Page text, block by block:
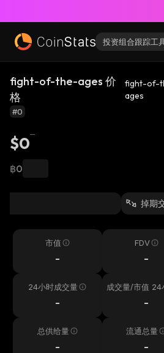
投资组合跟踪工
fight-of-the-ages 价
格
fight-of-
ages
#0
$0
฿0
掉期
市值
-
FDV
-
24小时成交量
-
成交量/市值 24
-
总供给量
-
流通总量
-